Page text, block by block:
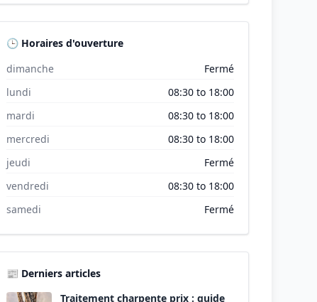
🕒 Horaires d'ouverture
dimanche
Fermé
lundi
08:30 to 18:00
mardi
08:30 to 18:00
mercredi
08:30 to 18:00
jeudi
Fermé
vendredi
08:30 to 18:00
samedi
Fermé
📰 Derniers articles
Traitement charpente prix : guide